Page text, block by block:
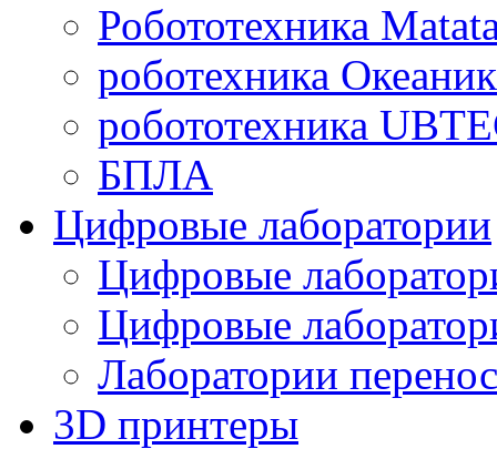
Робототехника
роботехника
робототехника
БПЛА
Цифровые лаборатории
Цифровые
Цифровые
Лаборатории
3D принтеры